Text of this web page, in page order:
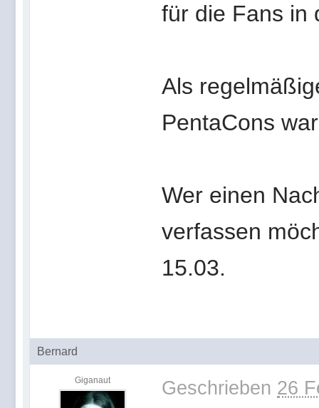
für die Fans in
Als
PentaCons
Wer einen
verfassen
15.03.
Bernard
Giganaut Geschrieben 26